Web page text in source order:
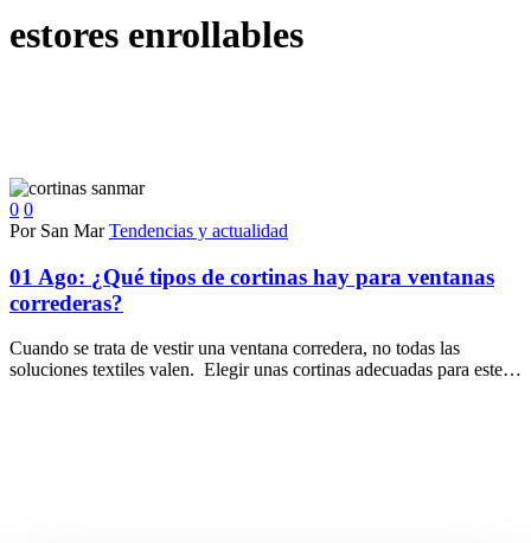
estores enrollables
0 0
Por San Mar Tendencias y actualidad
01 Ago: ¿Qué tipos de cortinas hay para ventanas
correderas?
Cuando se trata de vestir una ventana corredera, no todas las
soluciones textiles valen. Elegir unas cortinas adecuadas para este…